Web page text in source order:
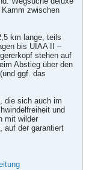
zwischen
km lange, teils
bis UIAA II –
stehen auf
Abstieg über den
ggf. das
die sich auch im
und
mit wilder
auf der garantiert